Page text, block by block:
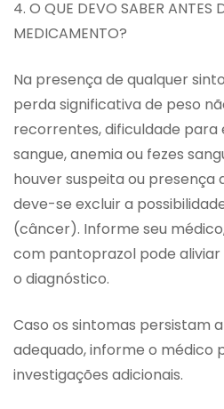
4. O QUE DEVO SABER ANTES
MEDICAMENTO?
Na presença de qualquer
perda significativa de peso
recorrentes, dificuldade para
sangue, anemia ou fezes
houver suspeita ou presença
deve-se excluir a
(câncer). Informe seu
com pantoprazol pode
o diagnóstico.
Caso os sintomas persistam
adequado, informe o médico
investigações adicionais.